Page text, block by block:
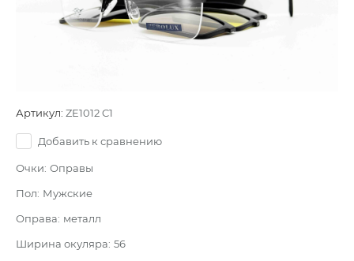
Артикул: ZE1012 C1
Добавить к сравнению
Очки: Оправы
Пол: Мужские
Оправа: металл
Ширина окуляра: 56